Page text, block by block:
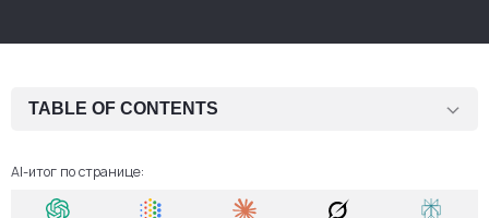
TABLE OF CONTENTS
AI-итог по странице: